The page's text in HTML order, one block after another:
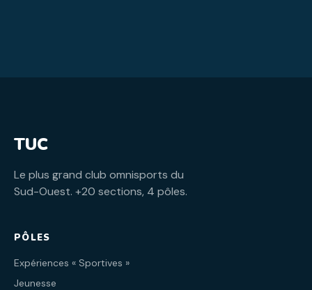
TUC
Le plus grand club omnisports du
Sud-Ouest. +20 sections, 4 pôles.
PÔLES
Expériences « Sportives »
Jeunesse